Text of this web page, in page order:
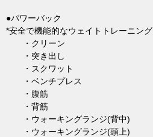
●パワーバック
*安全で機能的なウェイトトレーニング
・クリーン
・突き出し
・スクワット
・ベンチプレス
・腹筋
・背筋
・ウォーキングランジ(背中)
・ウォーキングランジ(頭上)